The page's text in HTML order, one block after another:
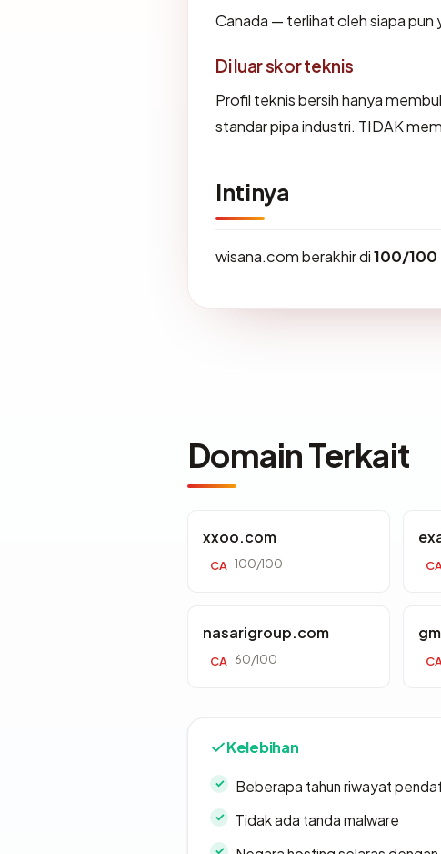
Canada — terlihat oleh siapa
Di luar skor teknis
Profil teknis bersih hanya
standar pipa industri. TIDAK
Intinya
wisana.com berakhir di100/100
Domain Terkait
xxoo.com
CA 100/100
nasarigroup.com
CA 60/100
Kelebihan
Beberapa tahun riwayat
Tidak ada tanda malware